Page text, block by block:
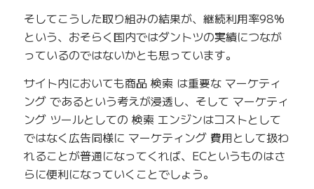
そしてこうした取り組みの結果が、継続利用率98%
という、おそらく国内ではダントツの実績につなが
っているのではないかとも思っています。
サイト内においても商品 検索 は重要な マーケティ
ング であるという考えが浸透し、そして マーケティ
ング ツールとしての 検索 エンジンはコストとして
ではなく広告同様に マーケティング 費用として扱わ
れることが普通になってくれば、ECというものはさ
らに便利になっていくことでしょう。